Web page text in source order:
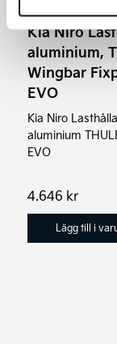
Kia Niro
aluminium,
Wingbar
EVO
Kia Niro
aluminium
EVO
4.646 kr
Lägg till i